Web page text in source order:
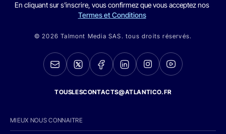
En cliquant sur s'inscrire, vous confirmez que vous acceptez nos
Termes et Conditions
© 2026 Talmont Media SAS. tous droits réservés.
TOUSLESCONTACTS@ATLANTICO.FR
MIEUX NOUS CONNAITRE